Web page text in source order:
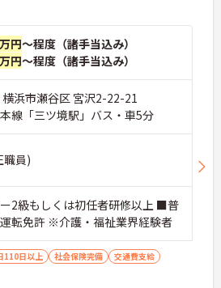
円～程度（諸手当込み）
円～程度（諸手当込み）
浜市瀬谷区 宮沢2-22-21
線「三ツ境駅」バス・車5分
職員)
2級もしくは初任者研修以上 ■普
転免許 ※介護・福祉業界経験者
110日以上 社会保険完備
交通費支給